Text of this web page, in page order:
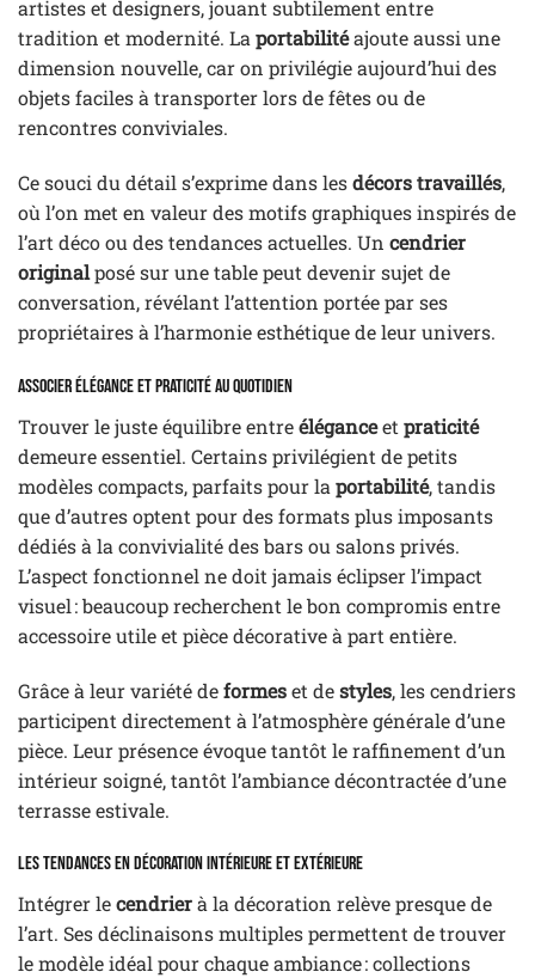
artistes et designers, jouant subtilement entre
tradition et modernité. Laportabilitéajoute aussi une
dimension nouvelle, car on privilégie aujourd’hui des
objets faciles à transporter lors de fêtes ou de
rencontres conviviales.
Ce souci du détail s’exprime dans lesdécors travaillés,
où l’on met en valeur des motifs graphiques inspirés de
l’art déco ou des tendances actuelles. Un cendrier
originalposé sur une table peut devenir sujet de
conversation, révélant l’attention portée par ses
propriétaires à l’harmonie esthétique de leur univers.
Associer élégance et praticité au quotidien
Trouver le juste équilibre entreéléganceet praticité
demeure essentiel. Certains privilégient de petits
modèles compacts, parfaits pour la portabilité, tandis
que d’autres optent pour des formats plus imposants
dédiés à la convivialité des bars ou salons privés.
L’aspect fonctionnel ne doit jamais éclipser l’impact
visuel : beaucoup recherchent le bon compromis entre
accessoire utile et pièce décorative à part entière.
Grâce à leur variété deformeset destyles, les cendriers
participent directement à l’atmosphère générale d’une
pièce. Leur présence évoque tantôt le raffinement d’un
intérieur soigné, tantôt l’ambiance décontractée d’une
terrasse estivale.
Les tendances en décoration intérieure et extérieure
Intégrer lecendrierà la décoration relève presque de
l’art. Ses déclinaisons multiples permettent de trouver
le modèle idéal pour chaque ambiance : collections